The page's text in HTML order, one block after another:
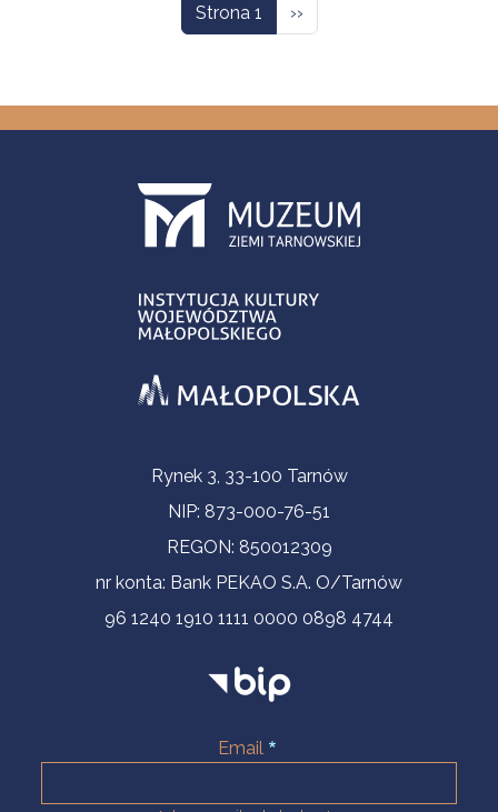
Strona 1 Następna strona
››
Informacje kontaktoweRynek 3, 33-100 Tarnów
NIP: 873-000-76-51
REGON: 850012309
nr konta: Bank PEKAO S.A. O/Tarnów
96 1240 1910 1111 0000 0898 4744
Email